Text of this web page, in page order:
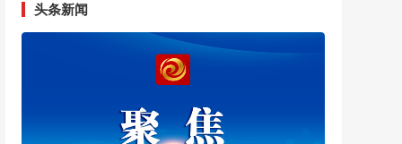
头条新闻